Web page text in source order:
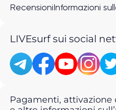
Recensioni Informazioni
LIVEsurf sui social
Pagamenti, attivazione